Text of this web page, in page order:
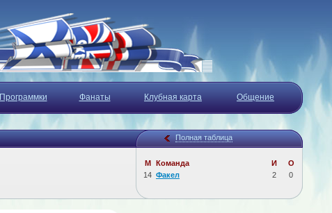
Программки Фанаты Клубная карта Общение
Полная таблица
М Команда И
О
14 Факел 2 0